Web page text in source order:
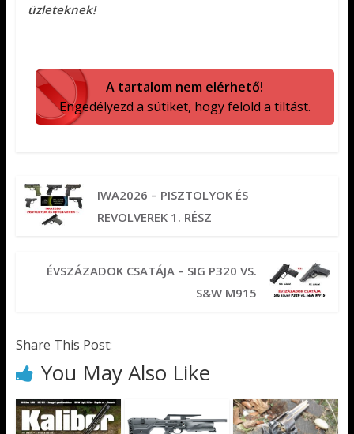
üzleteknek!
A tartalom nem elérhető!
Engedélyezd a sütiket, hogy felold a tiltást.
IWA2026 – PISZTOLYOK ÉS
REVOLVEREK 1. RÉSZ
ÉVSZÁZADOK CSATÁJA – SIG P320 VS.
S&W M915
Share This Post:
You May Also Like